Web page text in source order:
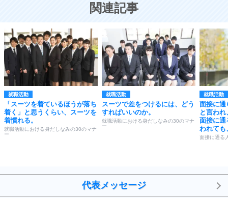
関連記事
就職活動
「スーツを着ているほうが落ち
着く」と思うくらい、スーツを
着慣れる。
就職活動における身だしなみの30のマナ
ー
就職活動
スーツで差をつけるには、どう
すればいいのか。
就職活動における身だしなみの30のマナ
ー
就職活動
面接に通
と言わ
面接に通
われても
面接に通る
代表メッセージ